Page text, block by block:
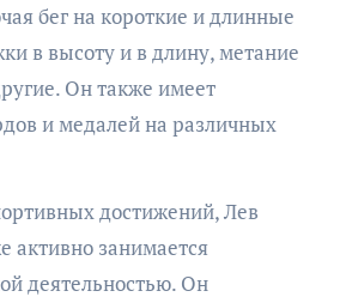
бег на короткие и длинные
в высоту и в длину, метание
Он также имеет
и медалей на различных
достижений, Лев
активно занимается
деятельностью. Он